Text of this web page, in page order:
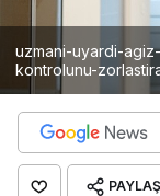
uzmani-uyardi-
kontrolunu-
PAYLAŞ